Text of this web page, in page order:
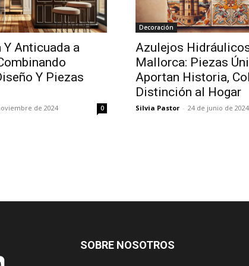
Y Anticuada a
Y Piezas
de 2024 0
Decoración
Azulejos
Mallorca: Piezas
Aportan Historia,
Distinción al Hogar
Silvia Pastor - 24 de junio de 2024
SOBRE NOSOTROS